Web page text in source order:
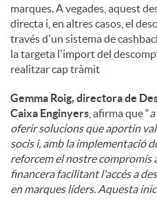
s
marques. A vegades, aquest
directa i, en altres casos, el
través d'un sistema de
la targeta l'import del
realitzar cap tràmit
Gemma Roig, directora de
Caixa Enginyers , afirma que “
oferir solucions que aportin
socis i, amb la implementació
reforcem el nostre compromís
financera facilitant l'accés a
en marques líders. Aquesta